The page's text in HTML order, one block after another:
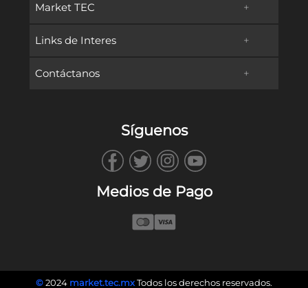
Market TEC +
Promociones
Preguntas frecuentes
Reembolsos & Devoluciones
Links de Interes +
Oferta Educativa
Vida en Campus
Contáctanos +
Síguenos
Medios de Pago
©2024 market.tec.mxTodos los derechos reservados.